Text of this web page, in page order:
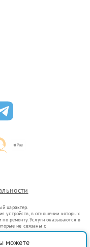
характер.
устройств, в отношении которых
ремонту. Услуги оказываются в
не связаны с
представителями.
оборот в соответствии
можете